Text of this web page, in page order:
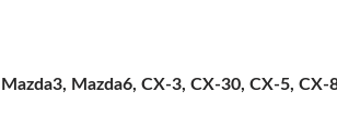
Mazda6, CX-3, CX-30, CX-5,